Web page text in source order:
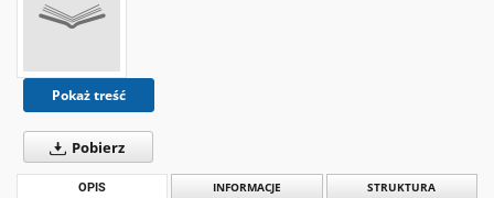
Pokaż treść
Pobierz
OPIS INFORMACJE STRUKTURA